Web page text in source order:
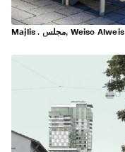
Majlis . مجلس, Weiso Alweis